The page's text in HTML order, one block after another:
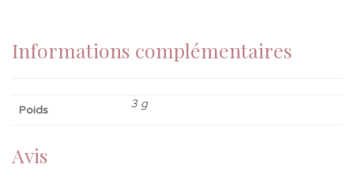
Informations complémentaires
Poids 3 g
Avis